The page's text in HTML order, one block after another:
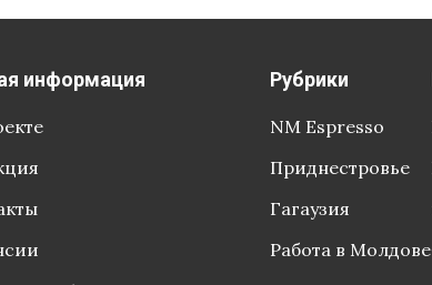
информация Рубрики
NM Espresso
Приднестровье
Гагаузия
Работа в Молдове